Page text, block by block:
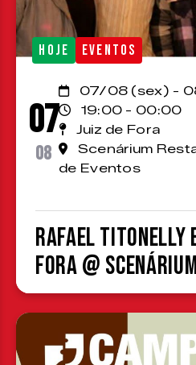
HOJE EVENTOS
07
08
07/08 (sex) -
19:00 - 00:00
Juiz de Fora
Scenárium
de Eventos
Rafael Titonelly
Fora @